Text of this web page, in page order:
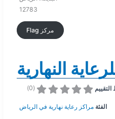
12783
Flag مركز
النهارية
(
0
)
الفئة مراكز رعاية نهارية في الرياض